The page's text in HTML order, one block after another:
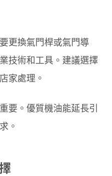
更換氣門桿或氣門導
技術和工具。建議選擇
店家處理。
要。優質機油能延長引
。